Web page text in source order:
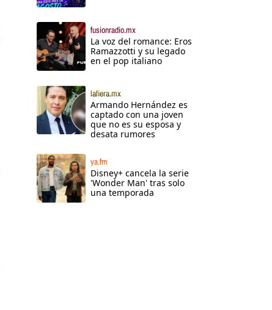
fusionradio.mx
La voz del romance: Eros
Ramazzotti y su legado
en el pop italiano
lafiera.mx
Armando Hernández es
captado con una joven
que no es su esposa y
desata rumores
ya.fm
Disney+ cancela la serie
'Wonder Man' tras solo
una temporada